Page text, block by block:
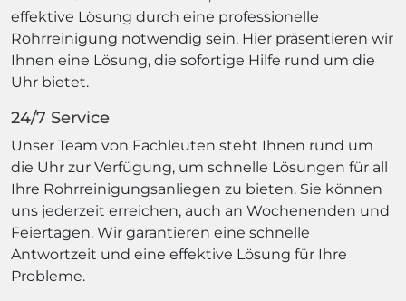
effektive Lösung durch eine professionelle
Rohrreinigung notwendig sein. Hier präsentieren wir
Ihnen eine Lösung, die sofortige Hilfe rund um die
Uhr bietet.
24/7 Service
Unser Team von Fachleuten steht Ihnen rund um
die Uhr zur Verfügung, um schnelle Lösungen für all
Ihre Rohrreinigungsanliegen zu bieten. Sie können
uns jederzeit erreichen, auch an Wochenenden und
Feiertagen. Wir garantieren eine schnelle
Antwortzeit und eine effektive Lösung für Ihre
Probleme.